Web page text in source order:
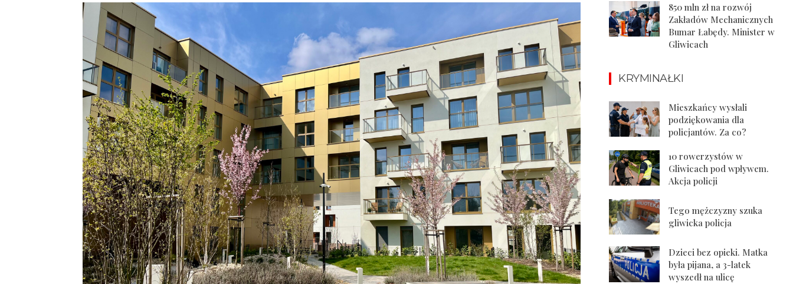
850 mln zł na rozwój
Zakładów Mechanicznych
Bumar Łabędy. Minister w
Gliwicach
KRYMINAŁKI
Mieszkańcy wysłali
podziękowania dla
policjantów. Za co?
10 rowerzystów w
Gliwicach pod wpływem.
Akcja policji
Tego mężczyzny szuka
gliwicka policja
Dzieci bez opieki. Matka
była pijana, a 3-latek
wyszedł na ulicę